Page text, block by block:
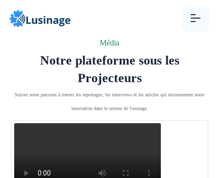
Média
Notre plateforme sous les
Projecteurs
Suivez notre parcours à travers les reportages, les interviews et les articles qui documentent notre
innovation dans le secteur de l'usinage.